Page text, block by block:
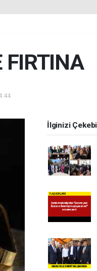
FIRTINA
İlginizi